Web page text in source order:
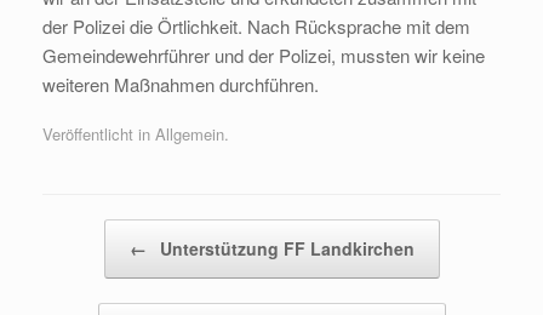
der Polizei die Örtlichkeit. Nach Rücksprache mit dem
Gemeindewehrführer und der Polizei, mussten wir keine
weiteren Maßnahmen durchführen.
Veröffentlicht in Allgemein.
← Unterstützung FF Landkirchen